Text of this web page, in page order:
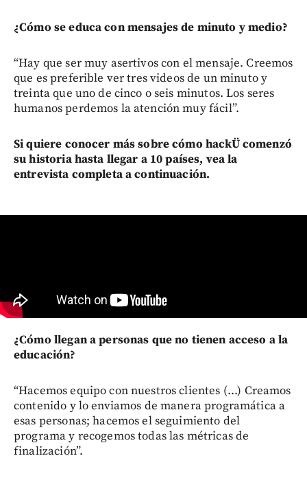
¿Cómo se educa con mensajes de minuto y medio?
“Hay que ser muy asertivos con el mensaje. Creemos
que es preferible ver tres videos de un minuto y
treinta que uno de cinco o seis minutos. Los seres
humanos perdemos la atención muy fácil”.
Si quiere conocer más sobre cómo hackÜ comenzó
su historia hasta llegar a 10 países, vea la
entrevista completa a continuación.
¿Cómo llegan a personas que no tienen acceso a la
educación?
“Hacemos equipo con nuestros clientes (...) Creamos
contenido y lo enviamos de manera programática a
esas personas; hacemos el seguimiento del
programa y recogemos todas las métricas de
finalización”.